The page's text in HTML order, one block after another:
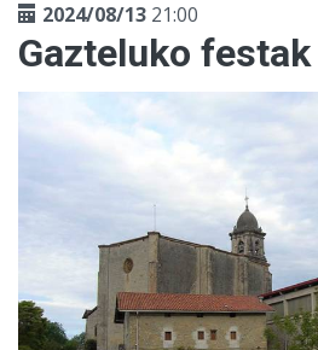
2024/08/13 21:00
Gazteluko festak